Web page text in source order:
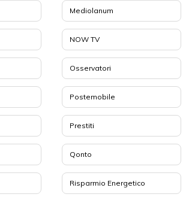
Mediolanum
NOW TV
Osservatori
Postemobile
Prestiti
Qonto
Risparmio Energetico